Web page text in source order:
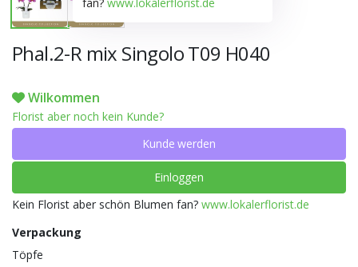
Phal.2-R mix Singolo T09 H040
Wilkommen
Florist aber noch kein Kunde?
Kunde werden
Einloggen
Kein Florist aber schön Blumen fan? www.lokalerflorist.de
Verpackung
Töpfe